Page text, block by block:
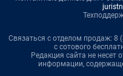
Связаться с отделом продаж: 8
с сотового
Редакция сайта не несет
информации,